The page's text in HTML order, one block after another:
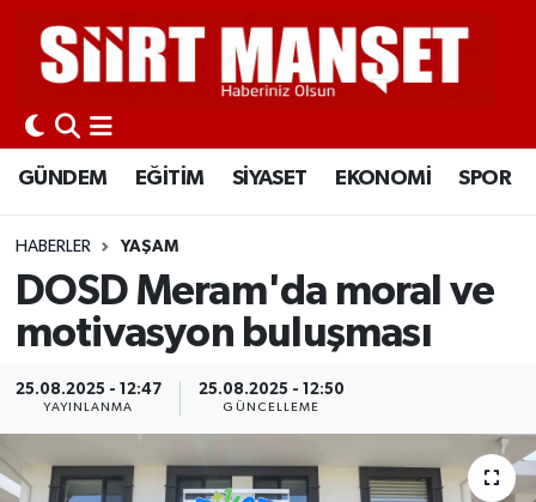
GÜNDEM EĞİTİM SİYASET EKONOMİ SPOR
HABERLER YAŞAM
DOSD Meram'da moral ve
motivasyon buluşması
25.08.2025 - 12:47
YAYINLANMA
25.08.2025 - 12:50
GÜNCELLEME
GÜNDEM
EĞİTİM
SİYASET
EKONOMİ
SPOR
İLÇELER
Siirt Nöbetçi Eczaneler
Siirt Hava Durumu
Siirt Namaz Vakitleri
Siirt Trafik Yoğunluk Haritası
Süper Lig Puan Durumu ve Fikstür
Tüm Manşetler
Son Dakika Haberleri